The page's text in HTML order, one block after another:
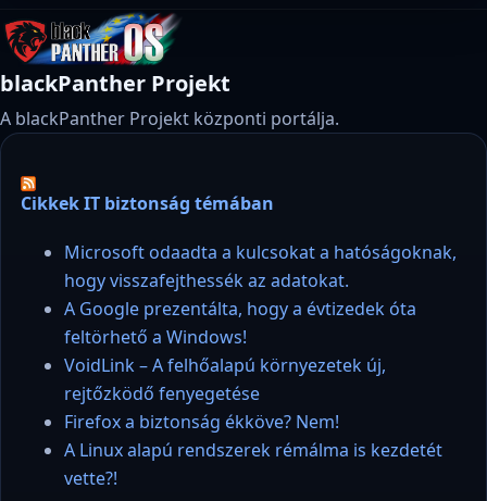
blackPanther Projekt
A blackPanther Projekt központi portálja.
Cikkek IT biztonság témában
Microsoft odaadta a kulcsokat a hatóságoknak,
hogy visszafejthessék az adatokat.
A Google prezentálta, hogy a évtizedek óta
feltörhető a Windows!
VoidLink – A felhőalapú környezetek új,
rejtőzködő fenyegetése
Firefox a biztonság ékköve? Nem!
A Linux alapú rendszerek rémálma is kezdetét
vette?!